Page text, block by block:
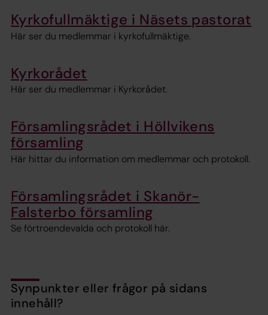
Kyrkofullmäktige i Näsets pastorat
Här ser du medlemmar i kyrkofullmäktige.
Kyrkorådet
Här ser du medlemmar i Kyrkorådet.
Församlingsrådet i Höllvikens
församling
Här hittar du information om medlemmar och protokoll.
Församlingsrådet i Skanör-
Falsterbo församling
Se förtroendevalda och protokoll här.
Synpunkter eller frågor på sidans
innehåll?